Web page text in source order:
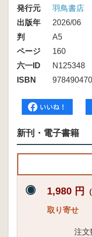
発行元
羽鳥書店
出版年
2026/06
判
A5
ページ
160
六一ID
N125348
ISBN
新刊・電子書籍
1,980 円
取り寄せ
注文